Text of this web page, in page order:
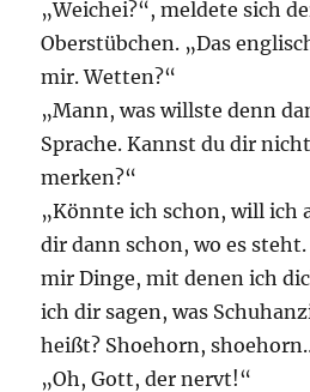
„Weichei?“, meldete sich
Oberstübchen. „Das
mir. Wetten?“
„Mann, was willste denn
Sprache. Kannst du dir
merken?“
„Könnte ich schon, will ich
dir dann schon, wo es
mir Dinge, mit denen ich
ich dir sagen, was
heißt? Shoehorn,
„Oh, Gott, der nervt!“